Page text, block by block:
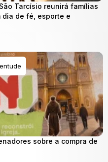
Tarcísio reunirá famílias
dia de fé, esporte e
sobre a compra de